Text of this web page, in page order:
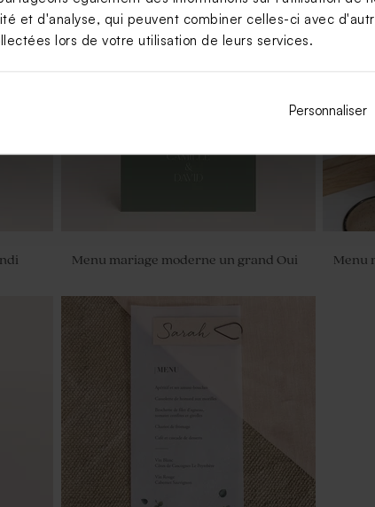
et d'analyse, qui peuvent combiner celles-ci avec
lors de votre utilisation de leurs services.
Personnaliser
Menu mariage moderne un grand Oui Menu